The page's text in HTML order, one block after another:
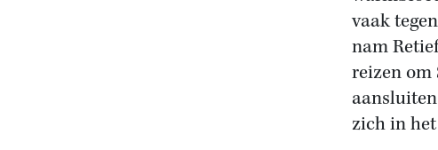
vaak
nam
reizen om
zich in